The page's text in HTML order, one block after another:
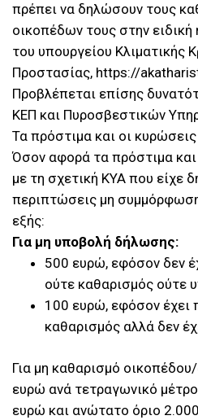
πρέπει να δηλώσουν τους
οικοπέδων τους στην
του υπουργείου Κλιματικής
Προστασίας, https://
Προβλέπεται επίσης
ΚΕΠ και Πυροσβεστικών
Τα πρόστιμα και οι κυρώσεις
Όσον αφορά τα πρόστιμα
με τη σχετική ΚΥΑ που είχε
περιπτώσεις μη
εξής:
Για μη υποβολή δήλωσης:
500 ευρώ, εφόσον δεν
ούτε καθαρισμός ούτε
100 ευρώ, εφόσον έχει
καθαρισμός αλλά δεν
Για μη καθαρισμό
ευρώ ανά τετραγωνικό
ευρώ και ανώτατο όριο